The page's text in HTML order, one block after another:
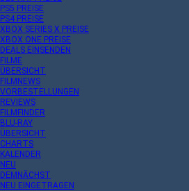
PS5 PREISE
PS4 PREISE
XBOX SERIES X PREISE
XBOX ONE PREISE
DEALS EINSENDEN
FILME
ÜBERSICHT
FILMNEWS
VORBESTELLUNGEN
REVIEWS
FILMFINDER
BLU-RAY
ÜBERSICHT
CHARTS
KALENDER
NEU
DEMNÄCHST
NEU EINGETRAGEN